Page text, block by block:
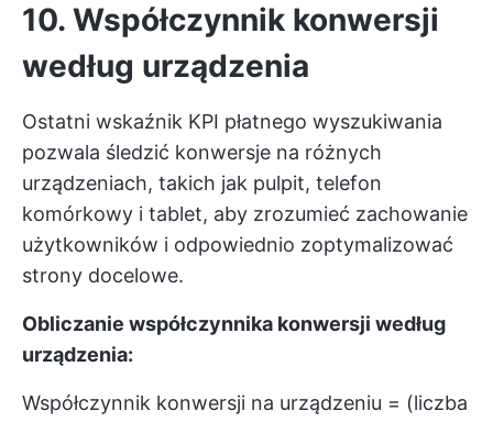
10. Współczynnik konwersji
według urządzenia
Ostatni wskaźnik KPI płatnego wyszukiwania
pozwala śledzić konwersje na różnych
urządzeniach, takich jak pulpit, telefon
komórkowy i tablet, aby zrozumieć zachowanie
użytkowników i odpowiednio zoptymalizować
strony docelowe.
Obliczanie współczynnika konwersji według
urządzenia:
Współczynnik konwersji na urządzeniu = (liczba